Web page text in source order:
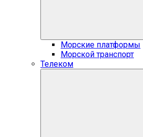
Морские платформы
Морской транспорт
Телеком